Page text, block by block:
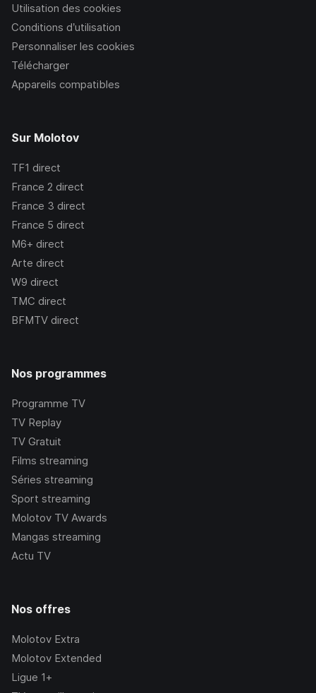
Utilisation des cookies
Conditions d’utilisation
Personnaliser les cookies
Télécharger
Appareils compatibles
Sur Molotov
TF1 direct
France 2 direct
France 3 direct
France 5 direct
M6+ direct
Arte direct
W9 direct
TMC direct
BFMTV direct
Nos programmes
Programme TV
TV Replay
TV Gratuit
Films streaming
Séries streaming
Sport streaming
Molotov TV Awards
Mangas streaming
Actu TV
Nos offres
Molotov Extra
Molotov Extended
Ligue 1+